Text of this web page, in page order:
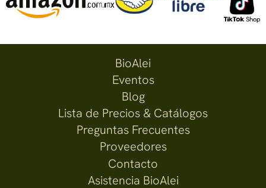
BioAlei
Eventos
Blog
Lista de Precios & Catálogos
Preguntas Frecuentes
Proveedores
Contacto
Asistencia BioAlei